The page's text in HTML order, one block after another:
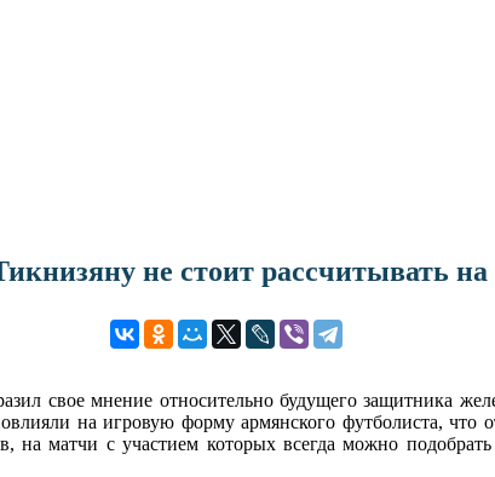
не стоит рассчитывать
свое мнение относительно будущего защитника
на игровую форму армянского футболиста, что
матчи с участием которых всегда можно подобрать